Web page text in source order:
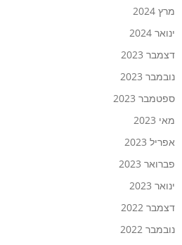
מרץ 2024
ינואר 2024
דצמבר 2023
נובמבר 2023
ספטמבר 2023
מאי 2023
אפריל 2023
פברואר 2023
ינואר 2023
דצמבר 2022
נובמבר 2022